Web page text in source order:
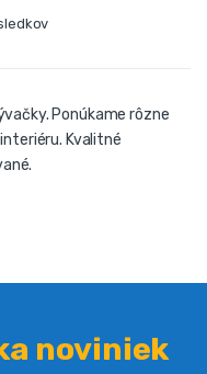
Ponúkame rôzne
Kvalitné
noviniek